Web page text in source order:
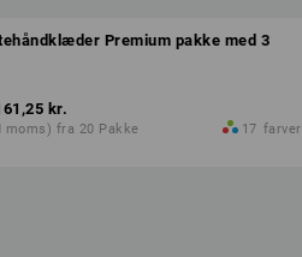
Premium pakke med 3
kr.
moms) fra 20 Pakke 17 farver